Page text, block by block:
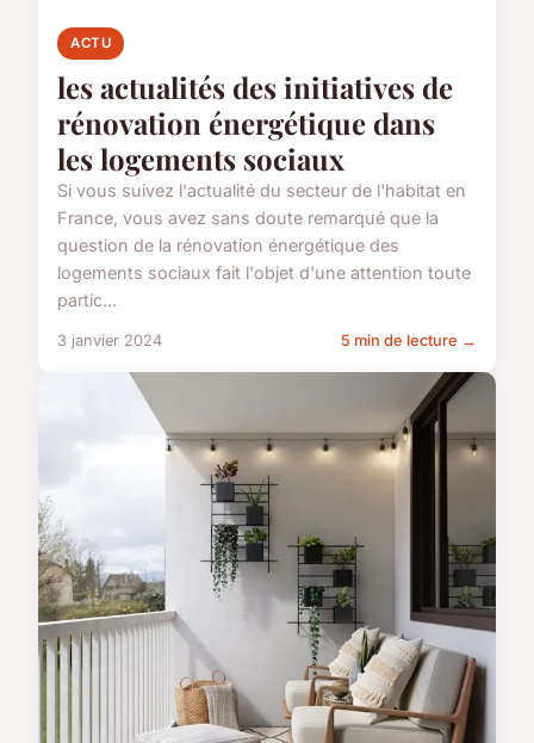
ACTU
les actualités des initiatives de
rénovation énergétique dans
les logements sociaux
Si vous suivez l'actualité du secteur de l'habitat en
France, vous avez sans doute remarqué que la
question de la rénovation énergétique des
logements sociaux fait l'objet d'une attention toute
partic...
3 janvier 2024 5 min de lecture →